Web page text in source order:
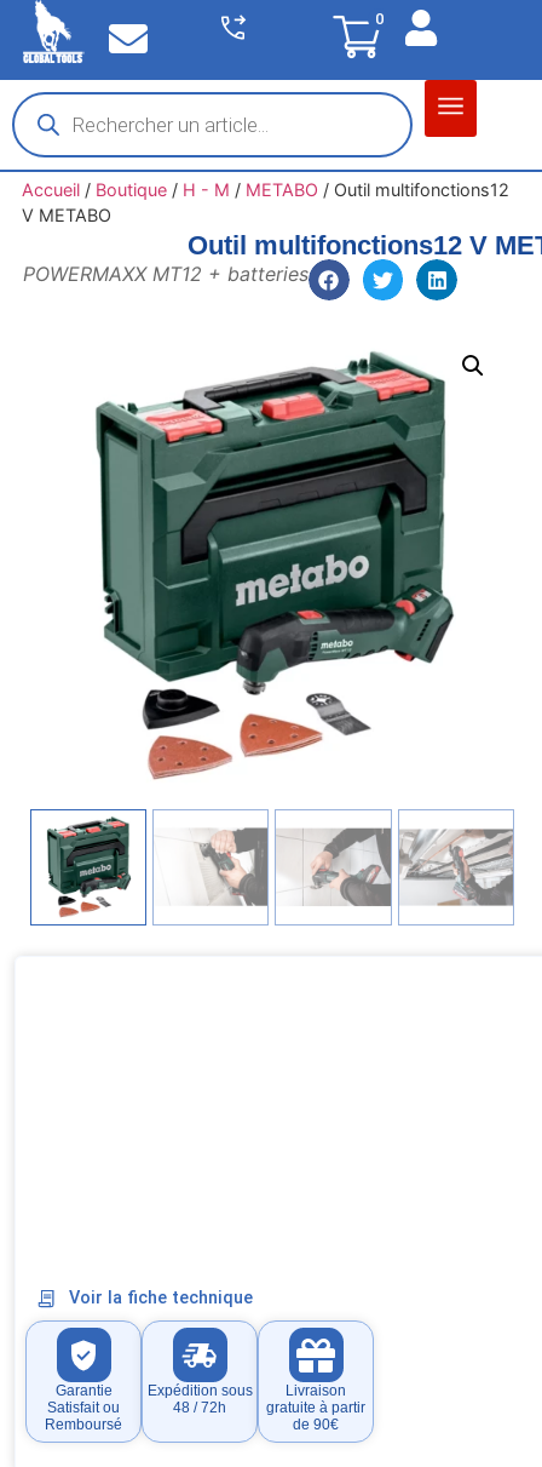
0
Accueil/ Boutique/ H - M / METABO / Outil multifonctions12
V METABO
Outil multifonctions12 V
POWERMAXX MT12 + batteries
Voir la fiche technique
Garantie
Satisfait ou
Remboursé
Expédition sous
48 / 72h
Livraison
gratuite à partir
de 90€